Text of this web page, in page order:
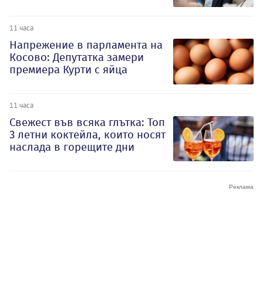
11 часа
Напрежение в парламента на
Косово: Депутатка замери
премиера Курти с яйца
11 часа
Свежест във всяка глътка: Топ
3 летни коктейла, които носят
наслада в горещите дни